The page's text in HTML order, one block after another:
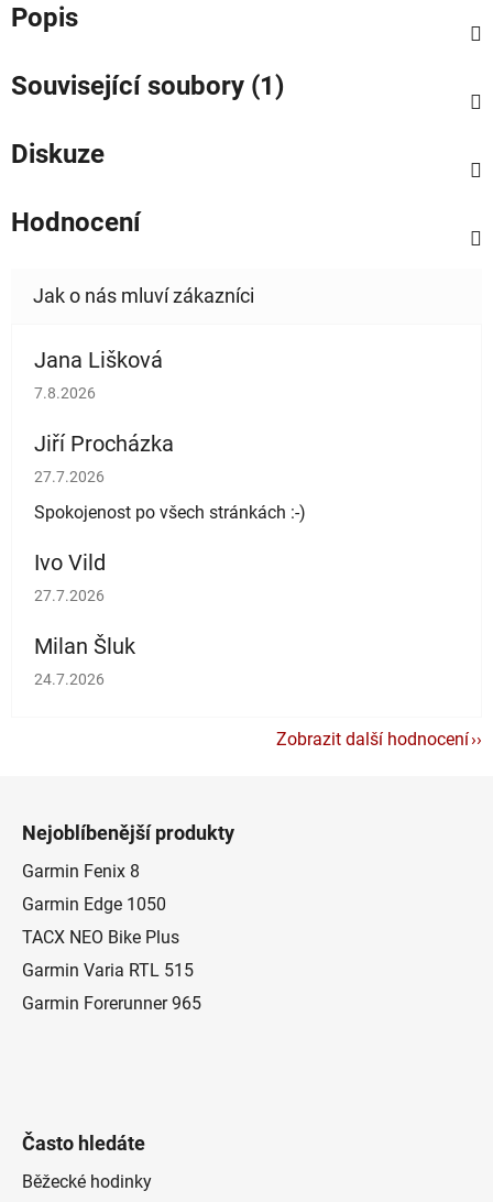
Popis
Související soubory (1)
Diskuze
Hodnocení
Jana Lišková
Hodnocení obchodu je 5 z 5 hvězdiček.
7.8.2026
Jiří Procházka
Hodnocení obchodu je 5 z 5 hvězdiček.
27.7.2026
Spokojenost po všech stránkách :-)
Ivo Vild
Hodnocení obchodu je 5 z 5 hvězdiček.
27.7.2026
Milan Šluk
Hodnocení obchodu je 5 z 5 hvězdiček.
24.7.2026
Zobrazit další hodnocení
Nejoblíbenější produkty
Garmin Fenix 8
Garmin Edge 1050
TACX NEO Bike Plus
Garmin Varia RTL 515
Garmin Forerunner 965
Často hledáte
Běžecké hodinky